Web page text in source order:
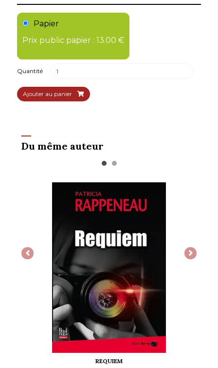
Papier
Prix public papier : 13.00 €
Quantité
Ajouter au panier
Du même auteur
Previous Next
REQUIEM